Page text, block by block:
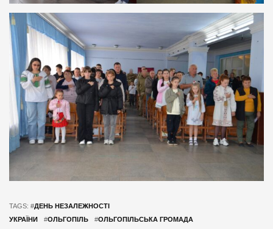
TAGS: #ДЕНЬ НЕЗАЛЕЖНОСТІ
УКРАЇНИ
#ОЛЬГОПІЛЬ #ОЛЬГОПІЛЬСЬКА ГРОМАДА